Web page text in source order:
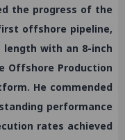
the progress of the
offshore pipeline,
with an 8-inch
Offshore Production
He commended
performance
rates achieved.